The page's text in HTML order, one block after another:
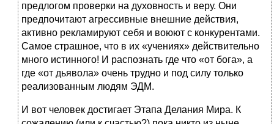
предлогом проверки на духовность и веру. Они
предпочитают агрессивные внешние действия,
активно рекламируют себя и воюют с конкурентами.
Самое страшное, что в их «учениях» действительно
много истинного! И распознать где что «от бога», а
где «от дьявола» очень трудно и под силу только
реализованным людям ЭДМ.
И вот человек достигает Этапа Делания Мира. К